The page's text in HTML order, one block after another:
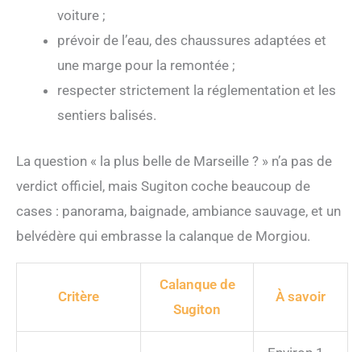
voiture ;
prévoir de l’eau, des chaussures adaptées et
une marge pour la remontée ;
respecter strictement la réglementation et les
sentiers balisés.
La question « la plus belle de Marseille ? » n’a pas de
verdict officiel, mais Sugiton coche beaucoup de
cases : panorama, baignade, ambiance sauvage, et un
belvédère qui embrasse la calanque de Morgiou.
Critère
Calanque de
Sugiton
À savoir